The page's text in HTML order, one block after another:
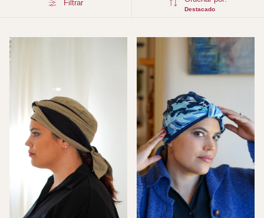
Filtrar
Destacado